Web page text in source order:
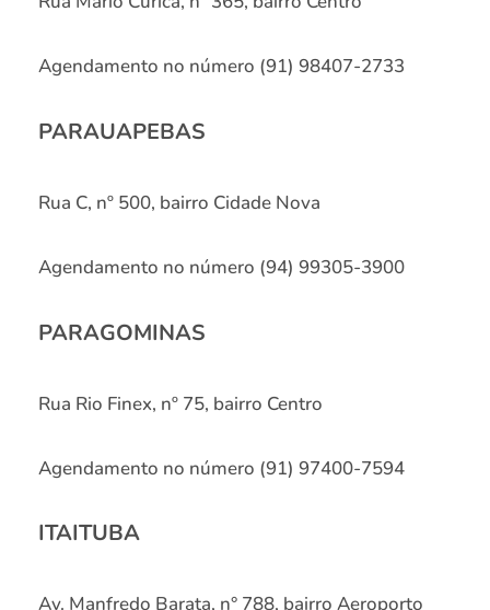
Agendamento no número (91) 98407-2733
PARAUAPEBAS
Rua C, nº 500, bairro Cidade Nova
Agendamento no número (94) 99305-3900
PARAGOMINAS
Rua Rio Finex, nº 75, bairro Centro
Agendamento no número (91) 97400-7594
ITAITUBA
Av. Manfredo Barata, n° 788, bairro Aeroporto